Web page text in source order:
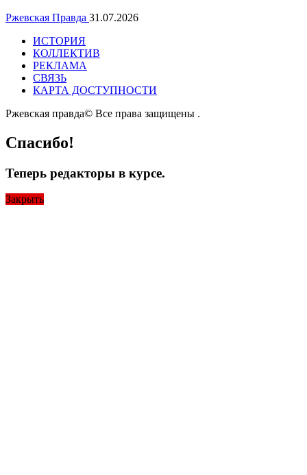
Ржевская Правда 31.07.2026
ИСТОРИЯ
КОЛЛЕКТИВ
РЕКЛАМА
СВЯЗЬ
КАРТА ДОСТУПНОСТИ
Ржевская правда© Все права защищены .
Спасибо!
Теперь редакторы в курсе.
Закрыть